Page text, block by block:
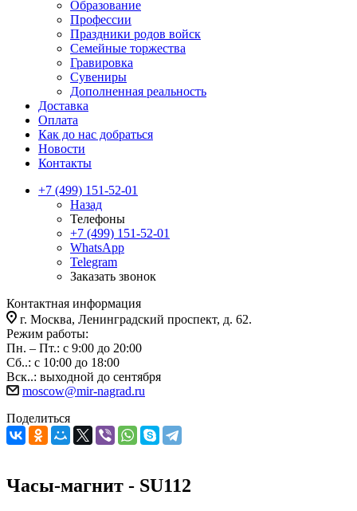
Образование
Профессии
Праздники родов войск
Семейные торжества
Гравировка
Сувениры
Дополненная реальность
Доставка
Оплата
Как до нас добраться
Новости
Контакты
+7 (499) 151-52-01
Назад
Телефоны
+7 (499) 151-52-01
WhatsApp
Telegram
Заказать звонок
Контактная информация
г. Москва, Ленинградский проспект, д. 62.
Режим работы:
Пн. – Пт.: с 9:00 до 20:00
Сб..: с 10:00 до 18:00
Вск..: выходной до сентября
moscow@mir-nagrad.ru
Поделиться
Часы-магнит - SU112